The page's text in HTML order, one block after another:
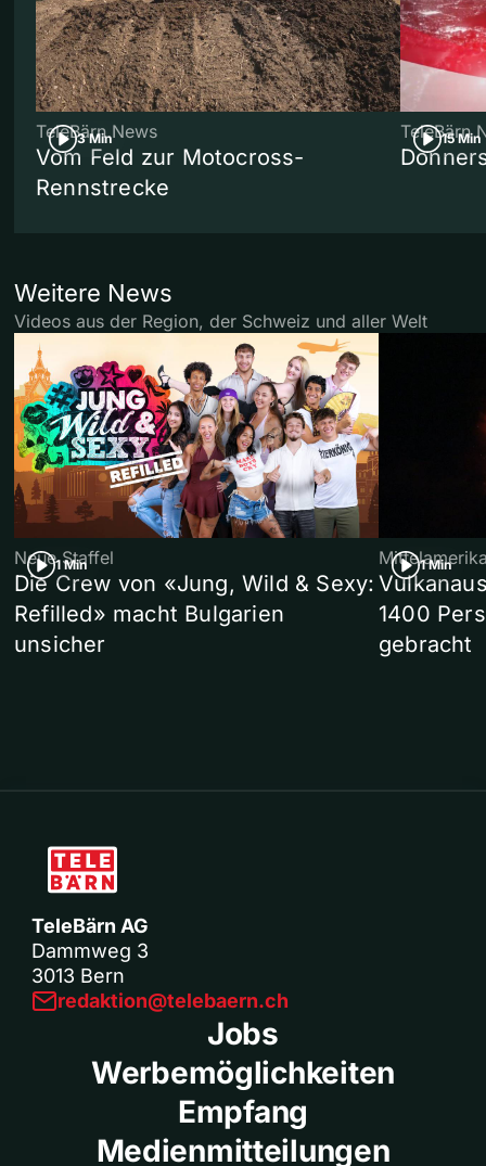
3 Min
TeleBärn News
Vom Feld zur Motocross-
Rennstrecke
15 Min
TeleBärn
Weitere News
Videos aus der Region, der Schweiz und aller Welt
1 Min
Neue Staffel
Die Crew von «Jung, Wild & Sexy:
Refilled» macht Bulgarien
unsicher
1 Min
1400
gebracht
TeleBärn AG
Dammweg 3
3013 Bern
redaktion@telebaern.ch
Jobs
Werbemöglichkeiten
Empfang
Medienmitteilungen